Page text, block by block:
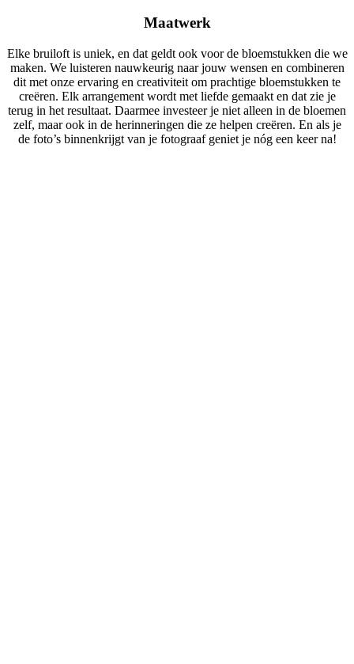
Maatwerk
Elke bruiloft is uniek, en dat geldt ook voor de bloemstukken die we
maken. We luisteren nauwkeurig naar jouw wensen en combineren
dit met onze ervaring en creativiteit om prachtige bloemstukken te
creëren. Elk arrangement wordt met liefde gemaakt en dat zie je
terug in het resultaat. Daarmee investeer je niet alleen in de bloemen
zelf, maar ook in de herinneringen die ze helpen creëren. En als je
de foto’s binnenkrijgt van je fotograaf geniet je nóg een keer na!